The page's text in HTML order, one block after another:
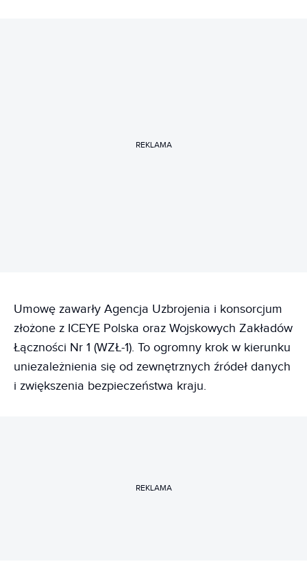
REKLAMA
Umowę zawarły Agencja Uzbrojenia i konsorcjum
złożone z ICEYE Polska oraz Wojskowych Zakładów
Łączności Nr 1 (WZŁ-1). To ogromny krok w kierunku
uniezależnienia się od zewnętrznych źródeł danych
i zwiększenia bezpieczeństwa kraju.
REKLAMA